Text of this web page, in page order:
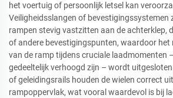
het voertuig of persoonlijk letsel kan
Veiligheidsslangen of bevestigingssystemen
rampen stevig vastzitten aan de achterklep,
of andere bevestigingspunten, waardoor het
van de ramp tijdens cruciale laadmomenten
gedeeltelijk verhoogd zijn – wordt
of geleidingsrails houden de wielen correct
rampoppervlak, wat vooral waardevol is bij